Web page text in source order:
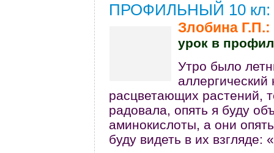
ПРОФИЛЬНЫЙ 10 кл:
Злобина Г.П.:
урок в
Утро было
расцветающих растений,
радовала, опять я буду
аминокислоты, а они
буду видеть в их взгляде: